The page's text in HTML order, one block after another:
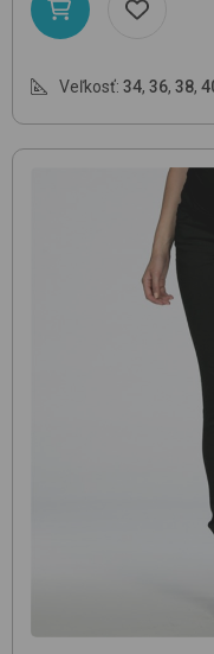
Veľkosť: 34, 36, 38,